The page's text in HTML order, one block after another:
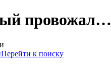
провожал…
Перейти к поиску